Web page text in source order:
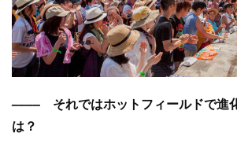
–––– それではホットフィールドで進
は？